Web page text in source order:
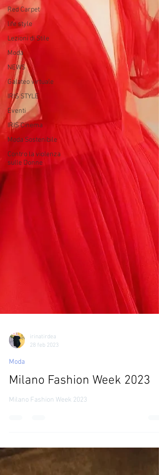
Red Carpet
life style
Lezioni di Stile
Moda
NEWS
Galateo virtuale
IRIS STYLE
Eventi
IRIS Cinema
Moda Sostenibile
Contro la violenza
sulle Donne